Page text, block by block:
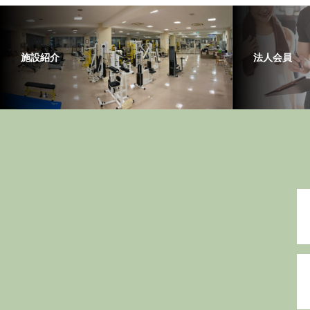
施設紹介 法人会員